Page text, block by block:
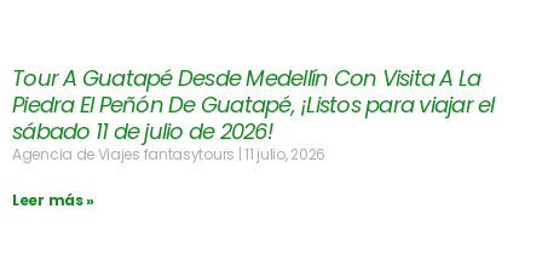
Tour A Guatapé Desde Medellín Con Visita A La
Piedra El Peñón De Guatapé, ¡Listos para viajar el
sábado 11 de julio de 2026!
Agencia de Viajes fantasytours 11 julio, 2026
Leer más »